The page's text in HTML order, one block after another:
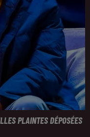
PLAINTES DÉPOSÉES